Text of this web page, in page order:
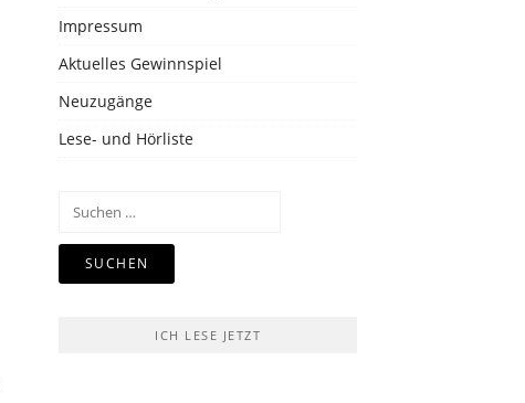
Impressum
Aktuelles Gewinnspiel
Neuzugänge
Lese- und Hörliste
Suchen
ICH LESE JETZT